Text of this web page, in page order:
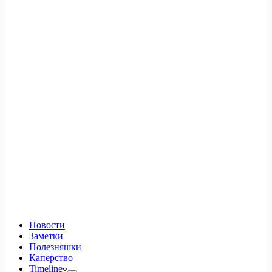
Новости
Заметки
Полезняшки
Каперство
Timeline